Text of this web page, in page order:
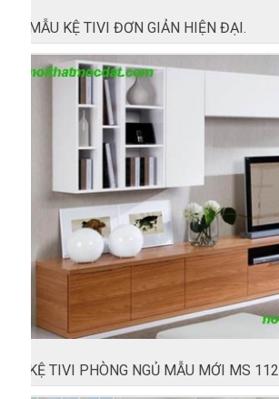
MẪU KỆ TIVI ĐƠN GIẢN HIỆN ĐẠI.
KỆ TIVI PHÒNG NGỦ MẪU MỚI MS 112